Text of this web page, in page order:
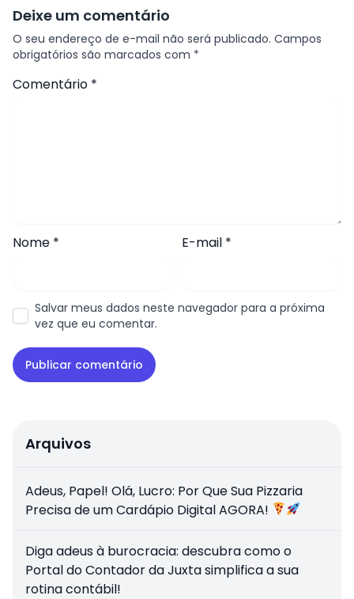
Deixe um comentário
O seu endereço de e-mail não será publicado. Campos
obrigatórios são marcados com *
Comentário *
Nome * E-mail *
Salvar meus dados neste navegador para a próxima
vez que eu comentar.
Arquivos
Adeus, Papel! Olá, Lucro: Por Que Sua Pizzaria
Precisa de um Cardápio Digital AGORA!
Diga adeus à burocracia: descubra como o
Portal do Contador da Juxta simplifica a sua
rotina contábil!